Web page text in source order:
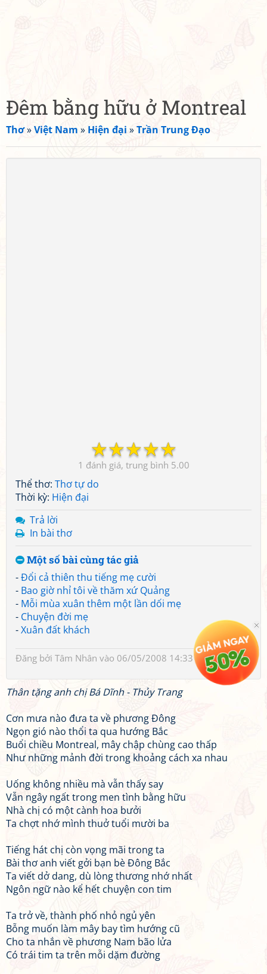
Đêm bằng hữu ở Montreal
Thơ»Việt Nam » Hiện đại »Trần Trung Đạo
☆
☆
☆
☆
☆
1 5.00
Thể thơ: Thơ tự do
Thời kỳ: Hiện đại
Trả lời
In bài thơ
Một số bài cùng tác giả
-Đổi cả thiên thu tiếng mẹ cười
- Bao giờ nhỉ tôi về thăm xứ Quảng
- Mỗi mùa xuân thêm một lần dối mẹ
- Chuyện đời mẹ
-Xuân đất khách
Đăng bởi Tâm Nhân vào 06/05/2008 14:33
Thân tặng anh chị Bá Dĩnh - Thủy Trang
Cơn mưa nào đưa ta về phương Đông
Ngọn gió nào thổi ta qua hướng Bắc
Buổi chiều Montreal, mây chập chùng cao thấp
Như những mảnh đời trong khoảng cách xa nhau
Uống không nhiều mà vẫn thấy say
Vẫn ngây ngất trong men tình bằng hữu
Nhà chị có một cành hoa bưởi
Ta chợt nhớ mình thuở tuổi mười ba
Tiếng hát chị còn vọng mãi trong ta
Bài thơ anh viết gởi bạn bè Đông Bắc
Ta viết dở dang, dù lòng thương nhớ nhất
Ngôn ngữ nào kể hết chuyện con tim
Ta trở về, thành phố nhỏ ngủ yên
Bỗng muốn làm mây bay tìm hướng cũ
Cho ta nhắn về phương Nam bão lửa
Có trái tim ta trên mỗi dặm đường